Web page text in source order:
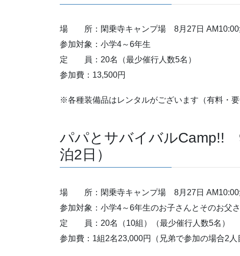
場 所：閑乗寺キャンプ場 8月27日
参加対象：小学4～6年生
定 員：20名（最少催行人数5名）
参加費：13,500円
※各種装備品はレンタルがございます（有料・要
パパとサバイバルCamp!!
泊2日）
場 所：閑乗寺キャンプ場 8月27日
参加対象：小学4～6年生のお子さんとそのお父
定 員：20名（10組）（最少催行人数5名）
参加費：1組2名23,000円（兄弟で参加の場合2人